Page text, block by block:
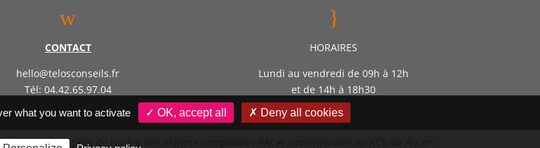
w
CONTACT
hello@telosconseils.fr
Tél: 04.42.65.97.04
}
HORAIRES
Lundi au vendredi de 09h à 12h
et de 14h à 18h30
– Inscrite auprès de l’ordre des experts comptables PACA- immatriculée au RCS de Aix en
what you want to activate ✓ OK, accept all ✗ Deny all cookies